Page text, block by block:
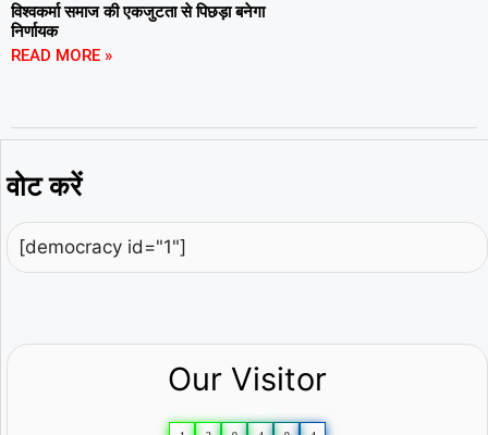
विश्वकर्मा समाज की एकजुटता से पिछड़ा बनेगा
निर्णायक
READ MORE »
वोट करें
[democracy id="1"]
Our Visitor